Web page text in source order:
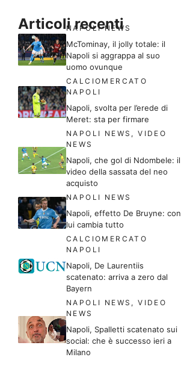
Articoli recenti
NAPOLI NEWS
McTominay, il jolly totale: il
Napoli si aggrappa al suo
uomo ovunque
CALCIOMERCATO
NAPOLI
Napoli, svolta per l’erede di
Meret: sta per firmare
NAPOLI NEWS ,VIDEO
NEWS
Napoli, che gol di Ndombele: il
video della sassata del neo
acquisto
NAPOLI NEWS
Napoli, effetto De Bruyne: con
lui cambia tutto
CALCIOMERCATO
NAPOLI
Napoli, De Laurentiis
scatenato: arriva a zero dal
Bayern
NAPOLI NEWS ,VIDEO
NEWS
Napoli, Spalletti scatenato sui
social: che è successo ieri a
Milano